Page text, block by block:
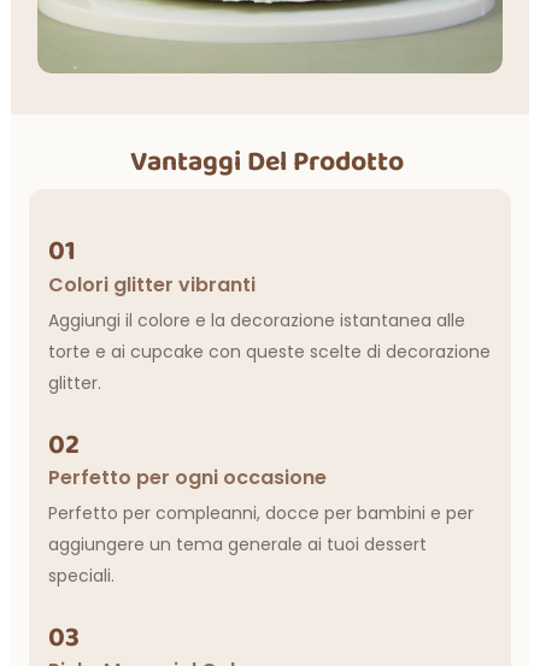
Vantaggi Del Prodotto
01
Colori glitter vibranti
Aggiungi il colore e la decorazione istantanea alle
torte e ai cupcake con queste scelte di decorazione
glitter.
02
Perfetto per ogni occasione
Perfetto per compleanni, docce per bambini e per
aggiungere un tema generale ai tuoi dessert
speciali.
03